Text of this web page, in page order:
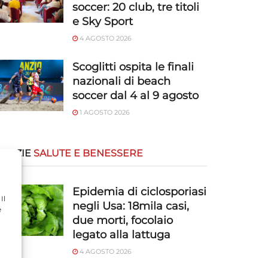
soccer: 20 club, tre titoli
e Sky Sport
4 AGOSTO 2026
Scoglitti ospita le finali
nazionali di beach
soccer dal 4 al 9 agosto
1 AGOSTO 2026
SALUTE E BENESSERE
Epidemia di ciclosporiasi
negli Usa: 18mila casi,
due morti, focolaio
legato alla lattuga
4 AGOSTO 2026